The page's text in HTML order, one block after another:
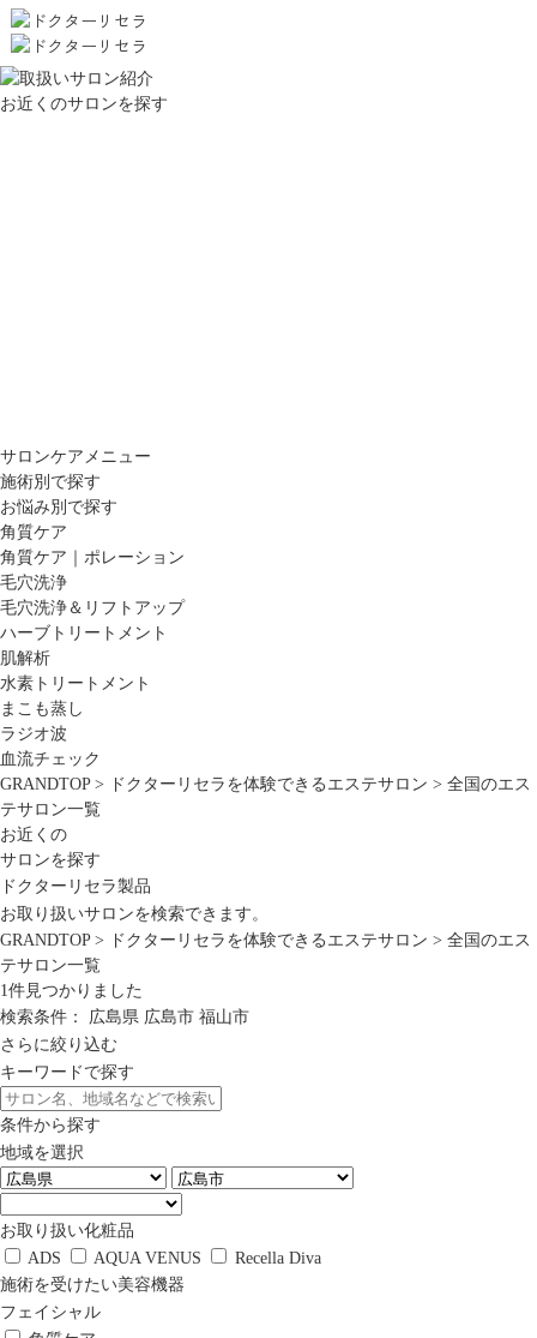
お近くのサロンを探す
サロンケアメニュー
施術別で探す
お悩み別で探す
角質ケア
角質ケア｜ポレーション
毛穴洗浄
毛穴洗浄＆リフトアップ
ハーブトリートメント
肌解析
水素トリートメント
まこも蒸し
ラジオ波
血流チェック
GRANDTOP> ドクターリセラを体験できるエステサロン > 全国のエス
テサロン一覧
お近くの
サロンを探す
ドクターリセラ製品
お取り扱いサロンを検索できます。
GRANDTOP> ドクターリセラを体験できるエステサロン > 全国のエス
テサロン一覧
1件見つかりました
検索条件：
広島県 広島市 福山市
さらに絞り込む
キーワードで探す
条件から探す
地域を選択
お取り扱い化粧品
ADS
AQUA VENUS
Recella Diva
施術を受けたい美容機器
フェイシャル